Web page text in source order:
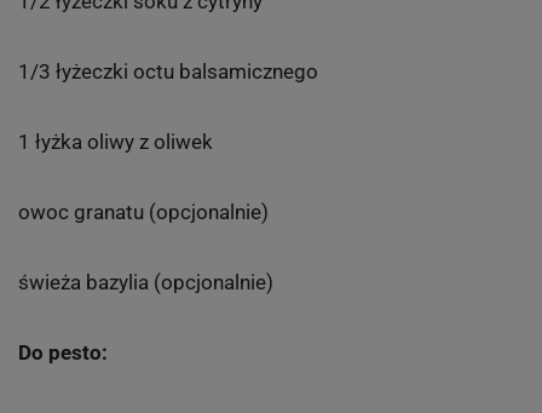
1/3 łyżeczki octu balsamicznego
1 łyżka oliwy z oliwek
owoc granatu (opcjonalnie)
świeża bazylia (opcjonalnie)
Do pesto: